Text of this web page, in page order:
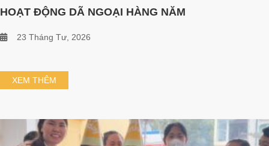
HOẠT ĐỘNG DÃ NGOẠI HÀNG NĂM
23 Tháng Tư, 2026
XEM THÊM